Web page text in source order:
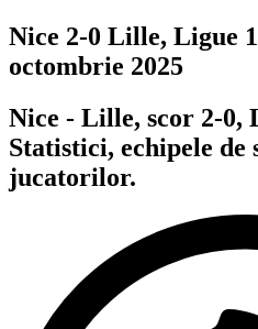
Nice 2-0 Lille, Ligue
octombrie 2025
Nice - Lille, scor 2-0,
Statistici, echipele de
jucatorilor.